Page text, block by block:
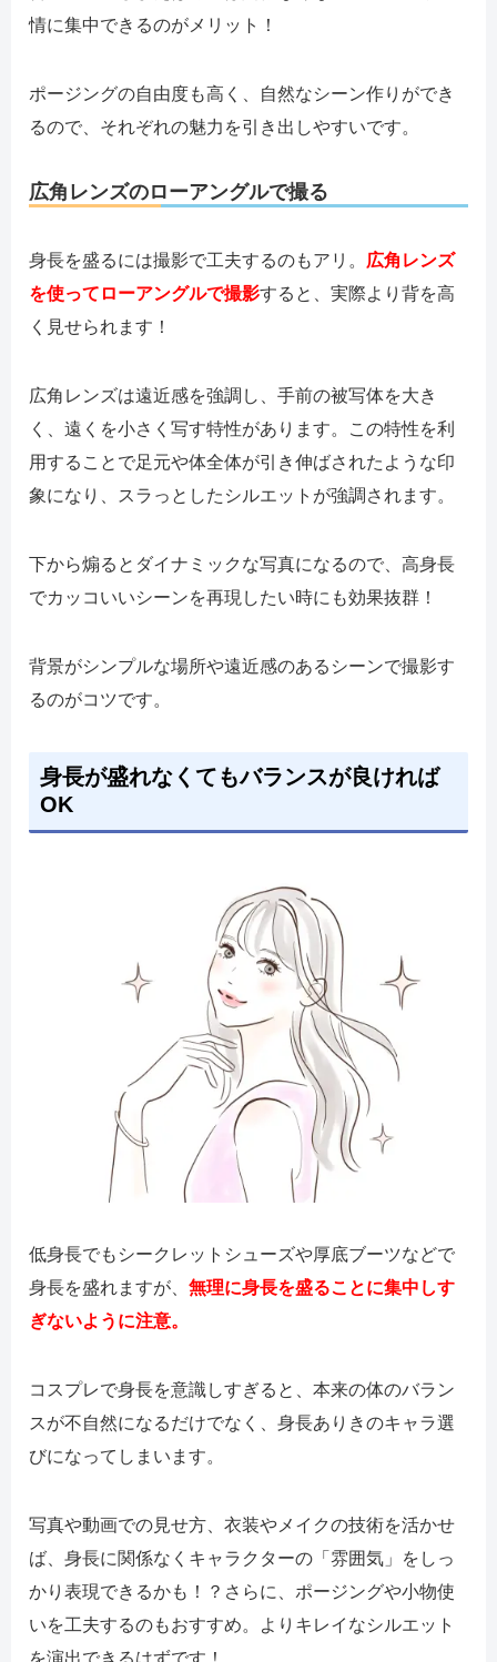
情に集中できるのがメリット！
ポージングの自由度も高く、自然なシーン作りができ
るので、それぞれの魅力を引き出しやすいです。
広角レンズのローアングルで撮る
身長を盛るには撮影で工夫するのもアリ。 広角レンズ
を使ってローアングルで撮影すると、実際より背を高
く見せられます！
広角レンズは遠近感を強調し、手前の被写体を大き
く、遠くを小さく写す特性があります。この特性を利
用することで足元や体全体が引き伸ばされたような印
象になり、スラっとしたシルエットが強調されます。
下から煽るとダイナミックな写真になるので、高身長
でカッコいいシーンを再現したい時にも効果抜群！
背景がシンプルな場所や遠近感のあるシーンで撮影す
るのがコツです。
身長が盛れなくてもバランスが良ければ
OK
低身長でもシークレットシューズや厚底ブーツなどで
身長を盛れますが、 無理に身長を盛ることに集中しす
ぎないように注意。
コスプレで身長を意識しすぎると、本来の体のバラン
スが不自然になるだけでなく、身長ありきのキャラ選
びになってしまいます。
写真や動画での見せ方、衣装やメイクの技術を活かせ
ば、身長に関係なくキャラクターの「雰囲気」をしっ
かり表現できるかも！？さらに、ポージングや小物使
いを工夫するのもおすすめ。よりキレイなシルエット
を演出できるはずです！